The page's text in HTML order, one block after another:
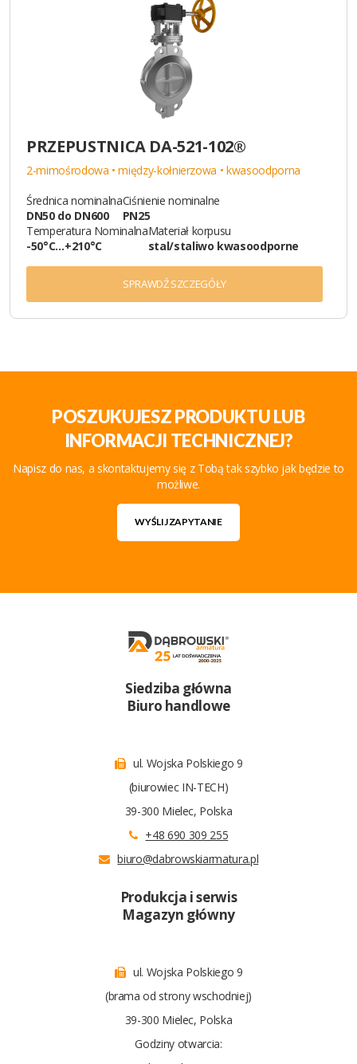
PRZEPUSTNICA DA-521-102®
2-mimośrodowa • między-kołnierzowa • kwasoodporna
Średnica nominalna
DN50 do DN600
Ciśnienie nominalne
PN25
Temperatura Nominalna
-50°C…+210°C
Materiał korpusu
stal/staliwo kwasoodporne
SPRAWDŹ SZCZEGÓŁY
POSZUKUJESZ PRODUKTU LUB
INFORMACJI TECHNICZNEJ?
Napisz do nas, a skontaktujemy się z Tobą tak szybko jak będzie to
możliwe.
WYŚLIJ ZAPYTANIE
Siedziba główna
Biuro handlowe
ul. Wojska Polskiego 9
(biurowiec IN-TECH)
39-300 Mielec, Polska
+48 690 309 255
biuro@dabrowskiarmatura.pl
Produkcja i serwis
Magazyn główny
ul. Wojska Polskiego 9
(brama od strony wschodniej)
39-300 Mielec, Polska
Godziny otwarcia: